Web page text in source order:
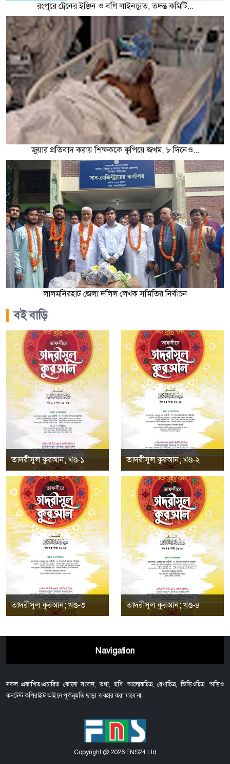
রংপুরে ট্রেনের ইঞ্জিন ও বগি লাইনচ্যুত, তদন্ত কমিটি...
জুয়ার প্রতিবাদ করায় শিক্ষককে কুপিয়ে জখম, ৮ দিনেও...
লালমনিরহাট জেলা দলিল লেখক সমিতির নির্বাচন
বই বাড়ি
তাদরীসুল কুরআন; খণ্ড-১ তাদরীসুল কুরআন; খণ্ড-২
তাদরীসুল কুরআন; খণ্ড-৩ তাদরীসুল কুরআন; খণ্ড-৪
Navigation
সকল প্রকাশিত/প্রচারিত কোনো সংবাদ, তথ্য, ছবি, আলোকচিত্র, রেখাচিত্র, ভিডিওচিত্র, অডিও
কনটেন্ট কপিরাইট আইনে পূর্বানুমতি ছাড়া ব্যবহার করা যাবে না।
Copyright @ 2026 FNS24 Ltd